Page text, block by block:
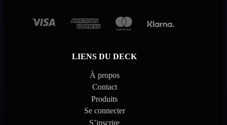
1 exemplaire par client et par foyer
Ne convient pas aux enfants de moins de 36 mois. Présence de petits
éléments pouvant être avalés.
LIENS DU DECK
À propos
Contact
Produits
Se connecter
S’inscrire